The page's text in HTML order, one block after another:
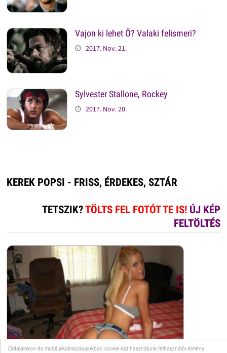
Oldalainkon és mobil alkalmazásainkban cookie-kat használunk felhasználói élmény
Vajon ki lehet Ő? Valaki felismeri?
2017. Nov. 21.
Sylvester Stallone, Rockey
2017. Nov. 20.
KEREK POPSI - FRISS, ÉRDEKES, SZTÁR
TETSZIK?TÖLTS FEL FOTÓT TE IS! ÚJ KÉP
FELTÖLTÉS